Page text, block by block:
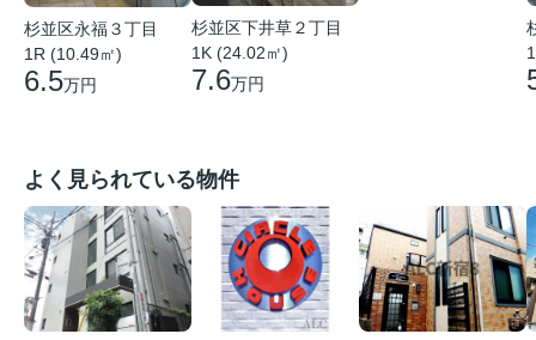
杉並区永福３丁目
1R (10.49㎡)
6.5万円
杉並区下井草２丁目
1K (24.02㎡)
7.6万円
よく見られている物件